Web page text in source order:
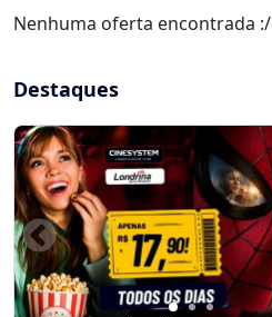
Nenhuma oferta encontrada :/
Destaques